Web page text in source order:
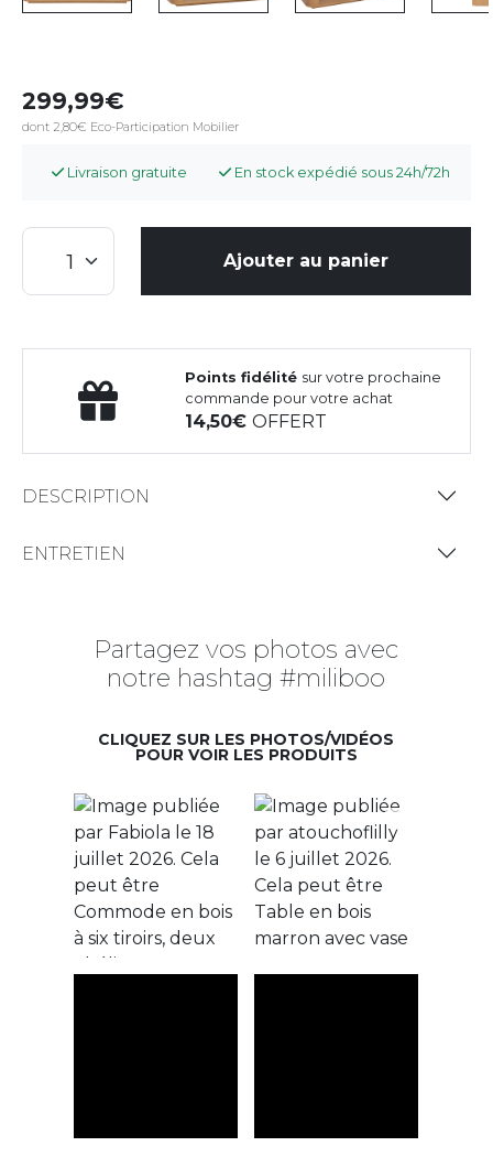
299,99
dont 2,80€ Eco-Participation Mobilier
Livraison gratuite En stock expédié sous 24h/72h
Ajouter au panier
Points fidélité sur votre prochaine
commande pour votre achat
14,50OFFERT
DESCRIPTION
ENTRETIEN
Partagez vos photos avec
notre hashtag #miliboo
CLIQUEZ SUR LES PHOTOS/VIDÉOS
POUR VOIR LES PRODUITS